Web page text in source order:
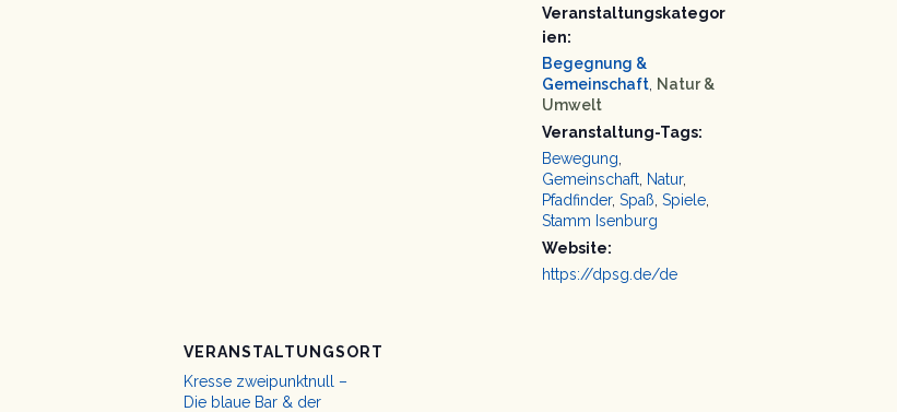
Veranstaltungskategor
ien:
Begegnung &
Gemeinschaft, Natur &
Umwelt
Veranstaltung-Tags:
Bewegung
Gemeinschaft, Natur,
Pfadfinder, Spaß Spiele,
Stamm Isenburg
Website:
https://dpsg.de/de
VERANSTALTUNGSORT
Kresse zweipunktnull –
Die blaue Bar & der